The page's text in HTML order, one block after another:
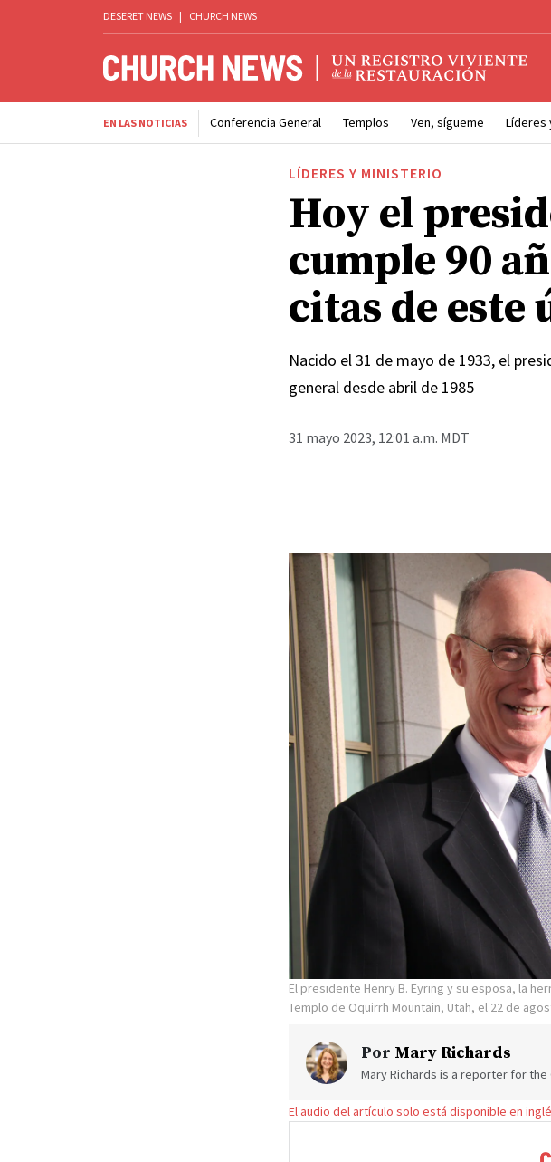
DESERET NEWS | CHURCH NEWS
EN LAS NOTICIAS Conferencia General Templos Ven, sígueme Líderes
LÍDERES Y MINISTERIO
Hoy el
cumple 90
citas de este
Nacido el 31 de mayo de 1933, el
general desde abril de 1985
31 mayo 2023, 12:01 a.m. MDT
El presidente Henry B. Eyring y su esposa, la
Templo de Oquirrh Mountain, Utah, el 22 de
Por Mary Richards
Mary Richards is a reporter for the
El audio del artículo solo está disponible en